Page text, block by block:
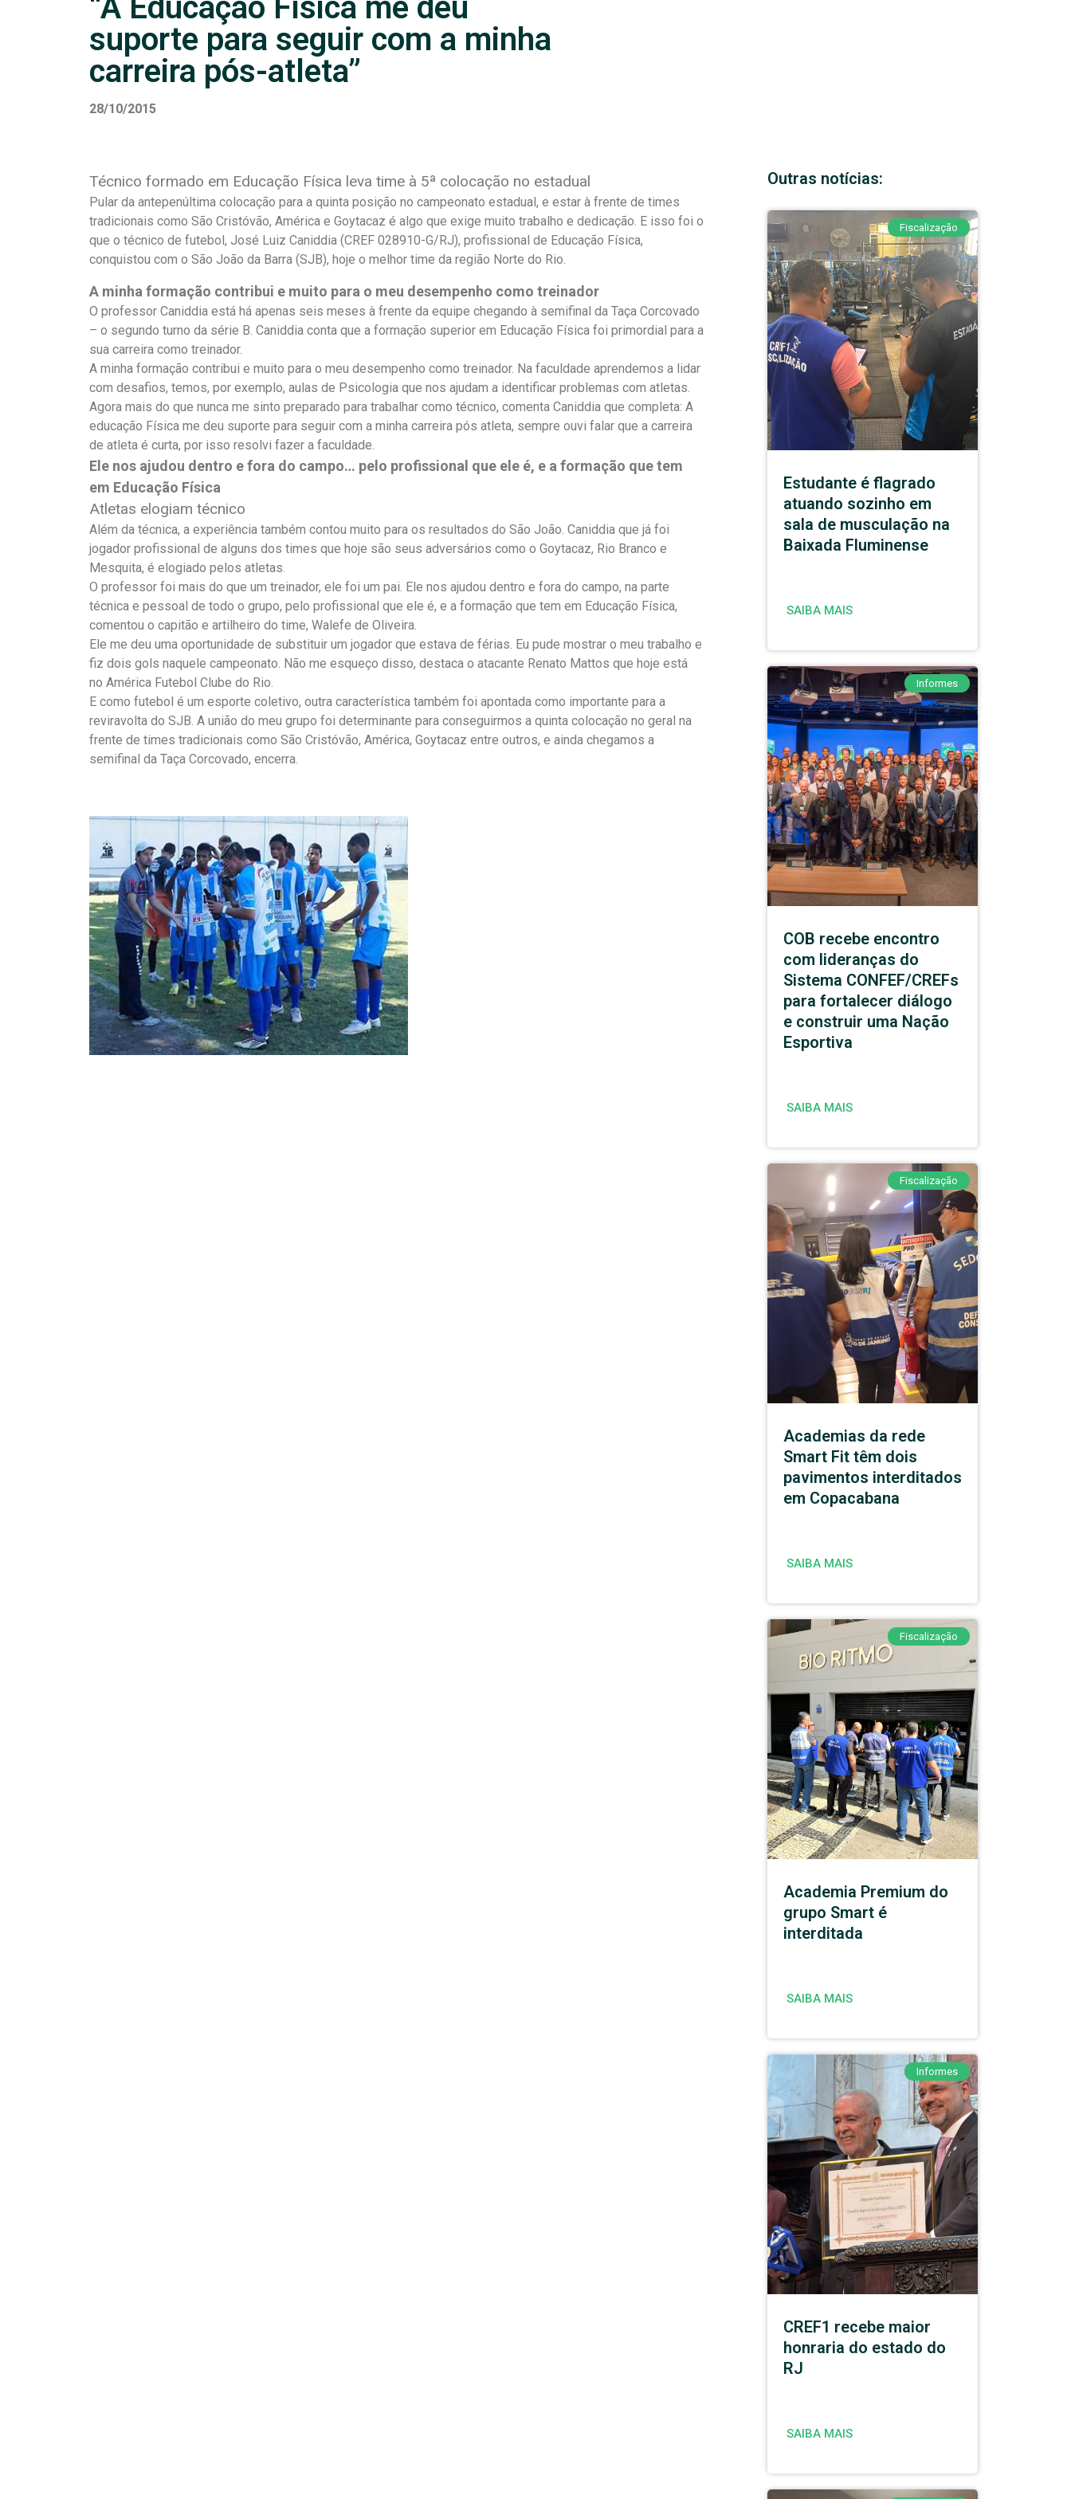
“A Educação Física me deu
suporte para seguir com a minha
carreira pós-atleta”
28/10/2015
Técnico formado em Educação Física leva time à 5ª colocação no estadual
Pular da antepenúltima colocação para a quinta posição no campeonato estadual, e estar à frente de times
tradicionais como São Cristóvão, América e Goytacaz é algo que exige muito trabalho e dedicação. E isso foi o
que o técnico de futebol, José Luiz Caniddia (CREF 028910-G/RJ), profissional de Educação Física,
conquistou com o São João da Barra (SJB), hoje o melhor time da região Norte do Rio.
A minha formação contribui e muito para o meu desempenho como treinador
O professor Caniddia está há apenas seis meses à frente da equipe chegando à semifinal da Taça Corcovado
– o segundo turno da série B. Caniddia conta que a formação superior em Educação Física foi primordial para a
sua carreira como treinador.
A minha formação contribui e muito para o meu desempenho como treinador. Na faculdade aprendemos a lidar
com desafios, temos, por exemplo, aulas de Psicologia que nos ajudam a identificar problemas com atletas.
Agora mais do que nunca me sinto preparado para trabalhar como técnico, comenta Caniddia que completa: A
educação Física me deu suporte para seguir com a minha carreira pós atleta, sempre ouvi falar que a carreira
de atleta é curta, por isso resolvi fazer a faculdade.
Ele nos ajudou dentro e fora do campo… pelo profissional que ele é, e a formação que tem
em Educação Física
Atletas elogiam técnico
Além da técnica, a experiência também contou muito para os resultados do São João. Caniddia que já foi
jogador profissional de alguns dos times que hoje são seus adversários como o Goytacaz, Rio Branco e
Mesquita, é elogiado pelos atletas.
O professor foi mais do que um treinador, ele foi um pai. Ele nos ajudou dentro e fora do campo, na parte
técnica e pessoal de todo o grupo, pelo profissional que ele é, e a formação que tem em Educação Física,
comentou o capitão e artilheiro do time, Walefe de Oliveira.
Ele me deu uma oportunidade de substituir um jogador que estava de férias. Eu pude mostrar o meu trabalho e
fiz dois gols naquele campeonato. Não me esqueço disso, destaca o atacante Renato Mattos que hoje está
no América Futebol Clube do Rio.
E como futebol é um esporte coletivo, outra característica também foi apontada como importante para a
reviravolta do SJB. A união do meu grupo foi determinante para conseguirmos a quinta colocação no geral na
frente de times tradicionais como São Cristóvão, América, Goytacaz entre outros, e ainda chegamos a
semifinal da Taça Corcovado, encerra.
Outras notícias:
Fiscalização
Estudante é flagrado
atuando sozinho em
sala de musculação na
Baixada Fluminense
SAIBA MAIS
Informes
COB recebe encontro
com lideranças do
Sistema CONFEF/CREFs
para fortalecer diálogo
e construir uma Nação
Esportiva
SAIBA MAIS
Fiscalização
Academias da rede
Smart Fit têm dois
pavimentos interditados
em Copacabana
SAIBA MAIS
Fiscalização
Academia Premium do
grupo Smart é
interditada
SAIBA MAIS
Informes
CREF1 recebe maior
honraria do estado do
RJ
SAIBA MAIS